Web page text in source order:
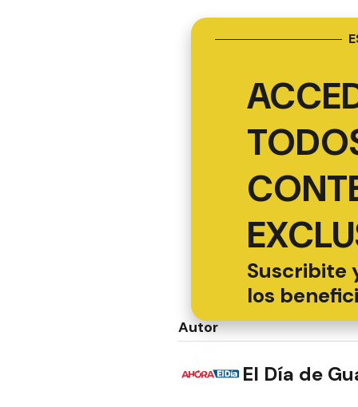
Suscribite
los
Autor
El Día de